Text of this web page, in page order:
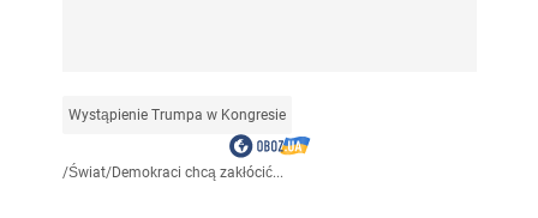
Wystąpienie Trumpa w Kongresie
/Świat/Demokraci chcą zakłócić...